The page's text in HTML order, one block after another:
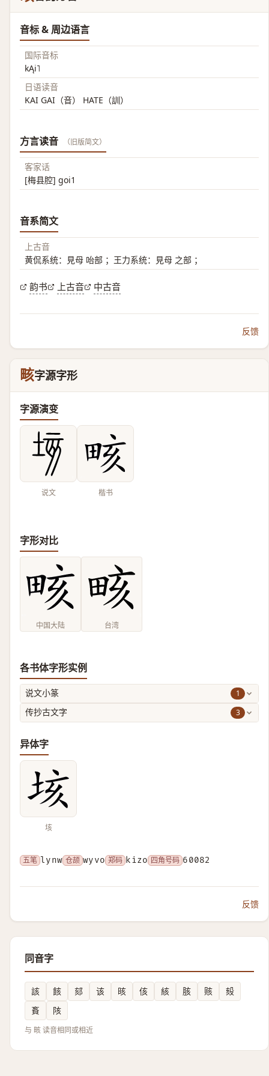
音标 & 周边语言
国际音标
kĄi˥
日语读音
KAI GAI（音） HATE（訓）
方言读音 （旧版简文）
客家话
[梅县腔] goi1
音系简文
上古音
黄侃系统：見母 咍部 ；王力系统：見母 之部 ；
韵书 上古音 中古音
反馈
畡字源字形
字源演变
说文 楷书
字形对比
中国大陆 台湾
各书体字形实例
说文小篆 1
传抄古文字 3
异体字
垓
五笔 lynw 仓颉 wyvo 郑码 kizo 四角号码 60082
反馈
同音字
該 䬵 郂 该 晐 侅 絯 胲 赅
㱾
賌
陔
与 畡 读音相同或相近